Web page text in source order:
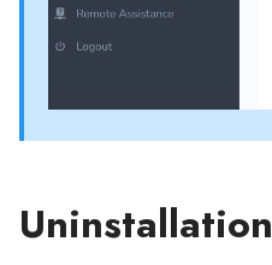
Uninstallation